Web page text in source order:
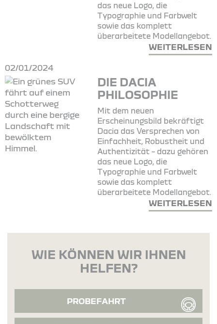
das neue Logo, die
Typographie und Farbwelt
sowie das komplett
überarbeitete Modellangebot.
WEITERLESEN
02/01/2024
DIE DACIA
PHILOSOPHIE
Mit dem neuen
Erscheinungsbild bekräftigt
Dacia das Versprechen von
Einfachheit, Robustheit und
Authentizität – dazu gehören
das neue Logo, die
Typographie und Farbwelt
sowie das komplett
überarbeitete Modellangebot.
WEITERLESEN
WIE KÖNNEN WIR IHNEN
HELFEN?
PROBEFAHRT